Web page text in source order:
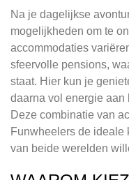
Na je dagelijkse
mogelijkheden om te
accommodaties
sfeervolle pensions,
staat. Hier kun je
daarna vol energie aan
Deze combinatie van
Funwheelers de ideale
van beide werelden